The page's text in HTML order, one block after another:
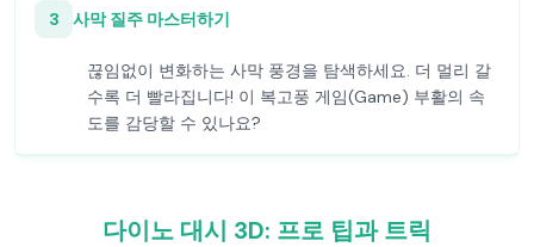
3 사막 질주 마스터하기
끊임없이 변화하는 사막 풍경을 탐색하세요. 더 멀리 갈
수록 더 빨라집니다! 이 복고풍 게임(Game) 부활의 속
도를 감당할 수 있나요?
다이노 대시 3D: 프로 팁과 트릭